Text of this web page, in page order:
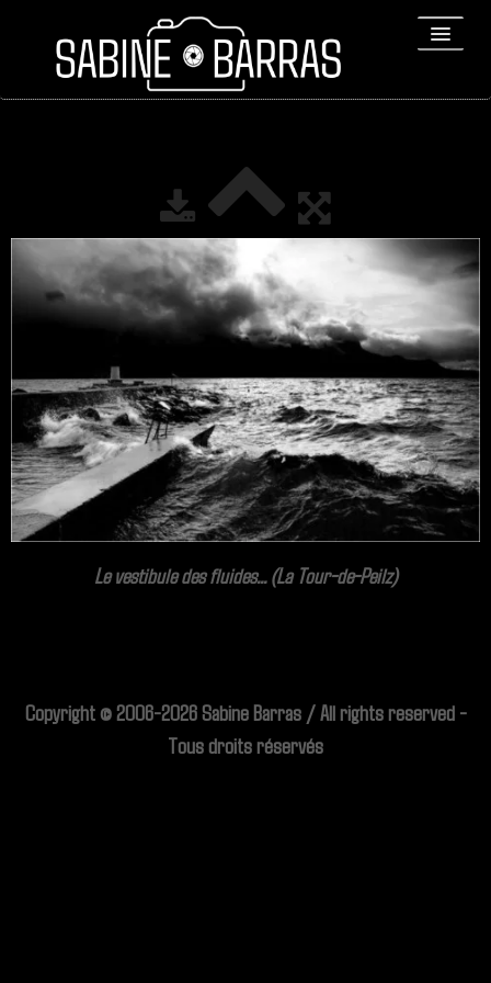
REPORTAGES▼
Bio▼
Contact / Tirages
Liens
Le vestibule des fluides... (La Tour-de-Peilz)
Copyright © 2006-2026 Sabine Barras / All rights reserved -
Tous droits réservés